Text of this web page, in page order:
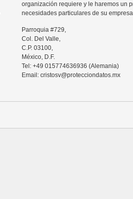
organización requiere y le haremos un
necesidades particulares de su
Parroquia #729,
Col. Del Valle,
C.P. 03100,
México, D.F.
Tel: +49 015774636936 (Alemania)
Email: cristosv@protecciondatos.mx